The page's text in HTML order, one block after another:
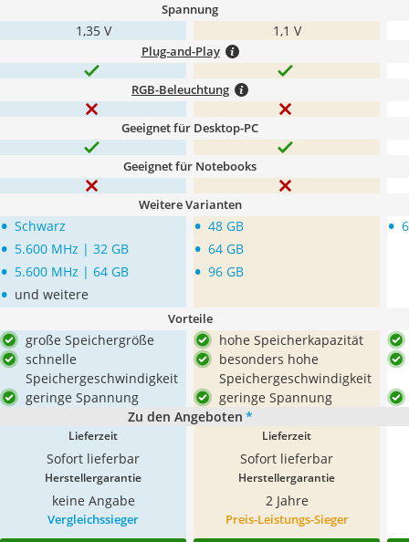
Spannung
1,35 V 1,1 V
Plug-and-Play
RGB-Beleuchtung
Geeignet für Desktop-PC
Geeignet für Notebooks
Weitere Varianten
• Schwarz
• 5.600 MHz | 32 GB
• 5.600 MHz | 64 GB
• und weitere
• 48 GB
• 64 GB
• 96 GB
•
Vorteile
große Speichergröße
schnelle
Speichergeschwindigkeit
geringe Spannung
hohe Speicherkapazität
besonders hohe
Speichergeschwindigkeit
geringe Spannung
Zu den Angeboten *
Lieferzeit
Sofort lieferbar
Lieferzeit
Sofort lieferbar
Herstellergarantie
keine Angabe
Herstellergarantie
2 Jahre
Vergleichssieger Preis-Leistungs-Sieger